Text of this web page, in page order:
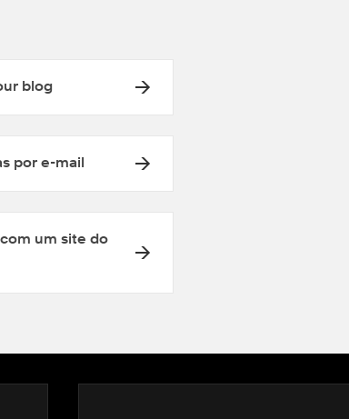
blog
por e-mail
um site do